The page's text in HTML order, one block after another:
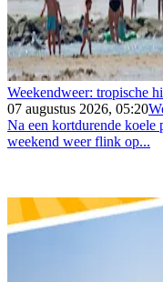
Weekendweer: tropische
07 augustus 2026, 05:20
Na een kortdurende koele
weekend weer flink op...